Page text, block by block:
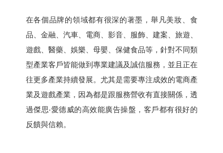
在各個品牌的領域都有很深的著墨，舉凡美妝、食
品、金融、汽車、電商、影音、服飾、建案、旅遊、
遊戲、醫藥、娛樂、母嬰、保健食品等，針對不同類
型產業客戶皆能做到專業建議及誠信服務，並且正在
往更多產業持續發展。尤其是需要專注成效的電商產
業及遊戲產業，因為都是跟服務營收有直接關係，透
過傑思‧愛德威的高效能廣告操盤，客戶都有很好的
反饋與信賴。